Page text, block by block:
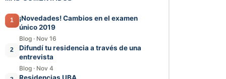
1
¡Novedades! Cambios en el examen
único 2019
Blog · Nov 16
2
Difundí tu residencia a través de una
entrevista
Blog · Nov 4
Residencias UBA